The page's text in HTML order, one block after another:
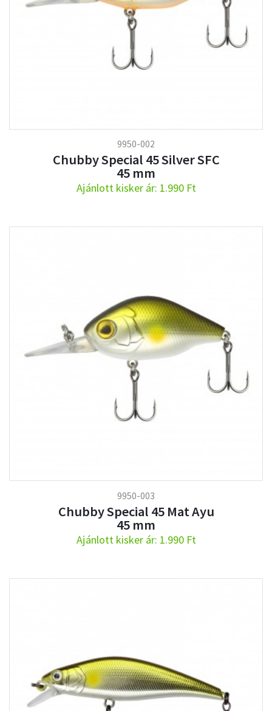
9950-002
Chubby Special 45 Silver SFC
45 mm
Ajánlott kisker ár: 1.990 Ft
9950-003
Chubby Special 45 Mat Ayu
45 mm
Ajánlott kisker ár: 1.990 Ft